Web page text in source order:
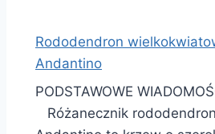
Rododendron
Andantino
PODSTAWOWE
Różanecznik